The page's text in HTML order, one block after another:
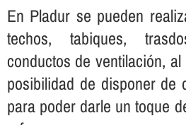
En Pladur se pueden
techos, tabiques,
conductos de ventilación,
posibilidad de disponer de
para poder darle un toque